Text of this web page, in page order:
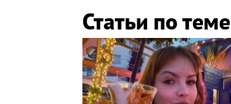
Статьи по теме